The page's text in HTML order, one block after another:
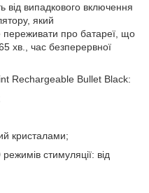
від випадкового включення
який
про батареї, що
хв., час безперервної
Rechargeable Bullet Black:
кристалами;
стимуляції: від